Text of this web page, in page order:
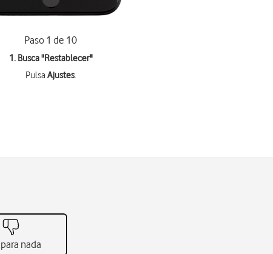
Paso 1 de 10
1. Busca "Restablecer"
PulsaAjustes.
nada